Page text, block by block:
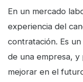
En un mercado
experiencia del
contratación. Es
de una empresa, y
mejorar en el